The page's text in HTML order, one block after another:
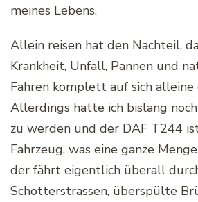
meines Lebens.
Allein reisen hat den Nachteil,
Krankheit, Unfall, Pannen und
Fahren komplett auf sich
Allerdings hatte ich bislang
zu werden und der DAF T244
Fahrzeug, was eine ganze
der fährt eigentlich überall
Schotterstrassen, überspülte